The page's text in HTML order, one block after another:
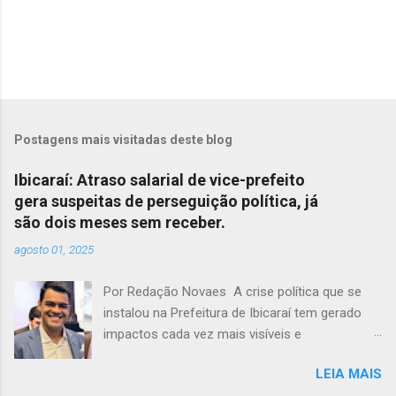
Postagens mais visitadas deste blog
Ibicaraí: Atraso salarial de vice-prefeito
gera suspeitas de perseguição política, já
são dois meses sem receber.
agosto 01, 2025
Por Redação Novaes A crise política que se
instalou na Prefeitura de Ibicaraí tem gerado
impactos cada vez mais visíveis e
instabilidade e disputas internas, o vice-prefeito
LEIA MAIS